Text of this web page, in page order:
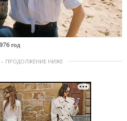
год
– ПРОДОЛЖЕНИЕ НИЖЕ